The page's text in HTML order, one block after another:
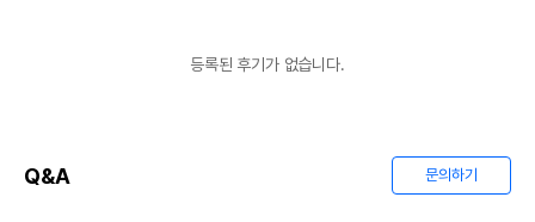
등록된 후기가 없습니다.
Q&A 문의하기